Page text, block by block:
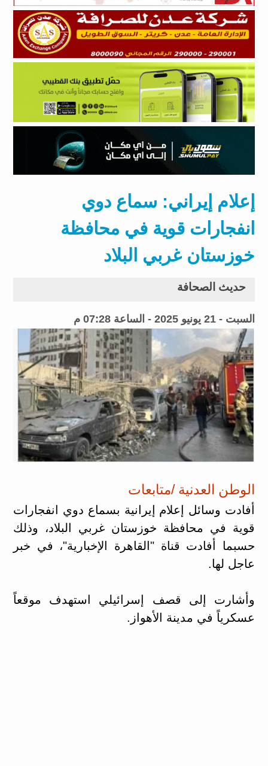
إعلام إيراني: سماع دوي
انفجارات قوية في محافظة
خوزستان غربي البلاد
حديث الصحافة
السبت - 21 يونيو 2025 - الساعة 07:28 م
الوطن العدنية /متابعات
أفادت وسائل إعلام إيرانية بسماع دوي انفجارات
قوية في محافظة خوزستان غربي البلاد، وذلك
حسبما أفادت قناة "القاهرة الإخبارية"، في خبر
عاجل لها.
وأشارت إلى قصف إسرائيلي استهدف موقعاً
عسكرياً في مدينة الأهواز.